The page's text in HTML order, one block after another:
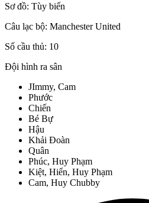
Sơ đồ: Tùy biến
Câu lạc bộ: Manchester United
Số cầu thủ: 10
Đội hình ra sân
JImmy, Cam
Phước
Chiến
Bé Bự
Hậu
Khải Đoàn
Quân
Phúc, Huy Phạm
Kiệt, Hiển, Huy Phạm
Cam, Huy Chubby